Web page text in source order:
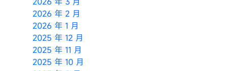
2026 年 2 月
2026 年 1 月
2025 年 12 月
2025 年 11 月
2025 年 10 月